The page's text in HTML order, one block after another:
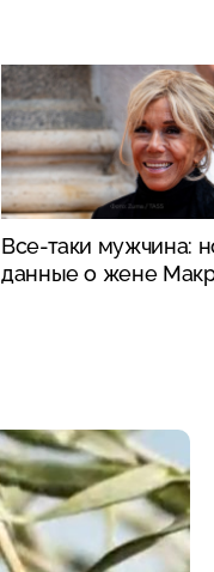
Все-таки мужчина:
данные о жене